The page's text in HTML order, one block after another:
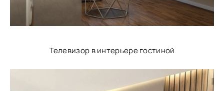
Телевизор в интерьере гостиной